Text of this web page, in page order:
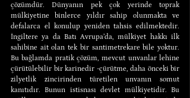
çözümdür. Dünyanın pek çok yerinde toprak
mülkiyetine binlerce yıldır sahip olunmakta ve
defalarca el konulup yeniden tahsis edilmektedir.
İngiltere ya da Batı Avrupa’da, mülkiyet hakkı ilk
sahibine ait olan tek bir santimetrekare bile yoktur.
Bu bağlamda pratik çözüm, mevcut unvanlar lehine
çürütülebilir bir karinedir -çürütme, daha önceki bir
zilyetlik zincirinden türetilen unvanın somut
kanıtıdır. Bunun istisnası devlet mülkiyetidir. Bu